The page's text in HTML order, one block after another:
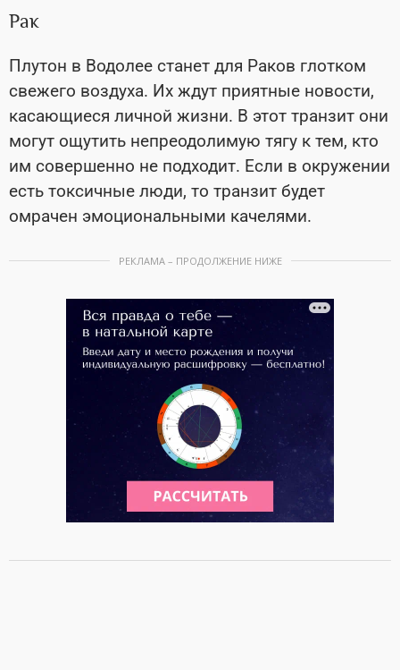
Рак
Плутон в Водолее станет для Раков глотком
свежего воздуха. Их ждут приятные новости,
касающиеся личной жизни. В этот транзит они
могут ощутить непреодолимую тягу к тем, кто
им совершенно не подходит. Если в окружении
есть токсичные люди, то транзит будет
омрачен эмоциональными качелями.
РЕКЛАМА – ПРОДОЛЖЕНИЕ НИЖЕ